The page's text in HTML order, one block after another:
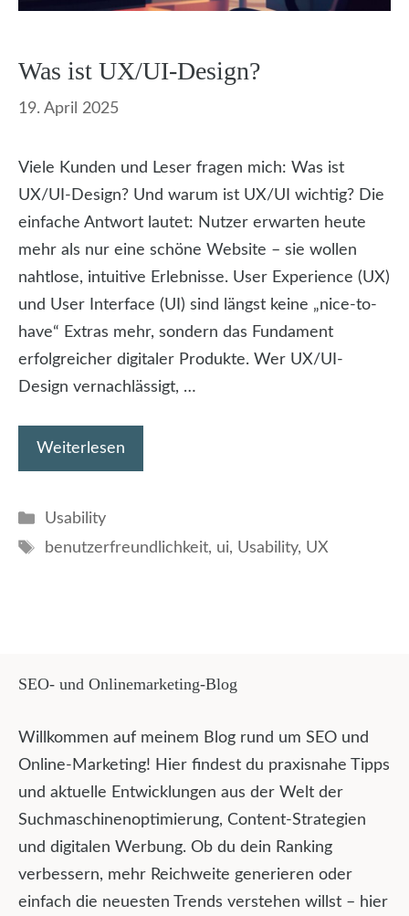
Was ist UX/UI-Design?
19. April 2025
Viele Kunden und Leser fragen mich: Was ist
UX/UI-Design? Und warum ist UX/UI wichtig? Die
einfache Antwort lautet: Nutzer erwarten heute
mehr als nur eine schöne Website – sie wollen
nahtlose, intuitive Erlebnisse. User Experience (UX)
und User Interface (UI) sind längst keine „nice-to-
have“ Extras mehr, sondern das Fundament
erfolgreicher digitaler Produkte. Wer UX/UI-
Design vernachlässigt, …
Weiterlesen
Kategorien
Usability
Schlagwörter
benutzerfreundlichkeit, ui, Usability, UX
SEO- und Onlinemarketing-Blog
Willkommen auf meinem Blog rund um SEO und
Online-Marketing! Hier findest du praxisnahe Tipps
und aktuelle Entwicklungen aus der Welt der
Suchmaschinenoptimierung, Content-Strategien
und digitalen Werbung. Ob du dein Ranking
verbessern, mehr Reichweite generieren oder
einfach die neuesten Trends verstehen willst – hier